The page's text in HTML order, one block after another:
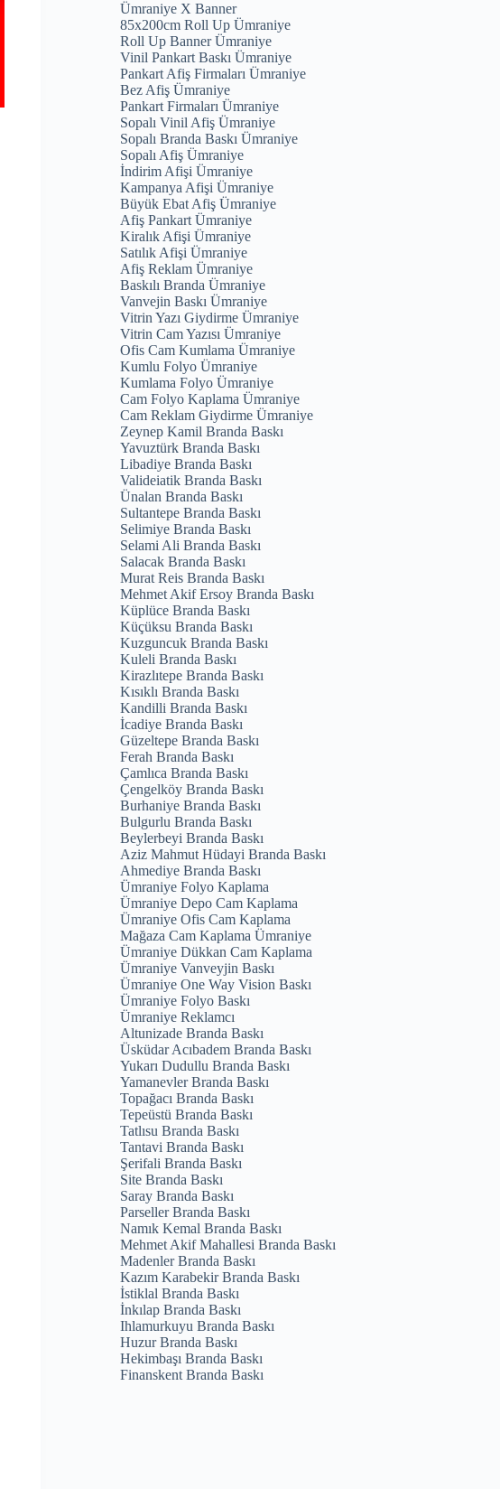
Ümraniye X Banner
85x200cm Roll Up Ümraniye
Roll Up Banner Ümraniye
Vinil Pankart Baskı Ümraniye
Pankart Afiş Firmaları Ümraniye
Bez Afiş Ümraniye
Pankart Firmaları Ümraniye
Sopalı Vinil Afiş Ümraniye
Sopalı Branda Baskı Ümraniye
Sopalı Afiş Ümraniye
İndirim Afişi Ümraniye
Kampanya Afişi Ümraniye
Büyük Ebat Afiş Ümraniye
Afiş Pankart Ümraniye
Kiralık Afişi Ümraniye
Satılık Afişi Ümraniye
Afiş Reklam Ümraniye
Baskılı Branda Ümraniye
Vanvejin Baskı Ümraniye
Vitrin Yazı Giydirme Ümraniye
Vitrin Cam Yazısı Ümraniye
Ofis Cam Kumlama Ümraniye
Kumlu Folyo Ümraniye
Kumlama Folyo Ümraniye
Cam Folyo Kaplama Ümraniye
Cam Reklam Giydirme Ümraniye
Zeynep Kamil Branda Baskı
Yavuztürk Branda Baskı
Libadiye Branda Baskı
Valideiatik Branda Baskı
Ünalan Branda Baskı
Sultantepe Branda Baskı
Selimiye Branda Baskı
Selami Ali Branda Baskı
Salacak Branda Baskı
Murat Reis Branda Baskı
Mehmet Akif Ersoy Branda Baskı
Küplüce Branda Baskı
Küçüksu Branda Baskı
Kuzguncuk Branda Baskı
Kuleli Branda Baskı
Kirazlıtepe Branda Baskı
Kısıklı Branda Baskı
Kandilli Branda Baskı
İcadiye Branda Baskı
Güzeltepe Branda Baskı
Ferah Branda Baskı
Çamlıca Branda Baskı
Çengelköy Branda Baskı
Burhaniye Branda Baskı
Bulgurlu Branda Baskı
Beylerbeyi Branda Baskı
Aziz Mahmut Hüdayi Branda Baskı
Ahmediye Branda Baskı
Ümraniye Folyo Kaplama
Ümraniye Depo Cam Kaplama
Ümraniye Ofis Cam Kaplama
Mağaza Cam Kaplama Ümraniye
Ümraniye Dükkan Cam Kaplama
Ümraniye Vanveyjin Baskı
Ümraniye One Way Vision Baskı
Ümraniye Folyo Baskı
Ümraniye Reklamcı
Altunizade Branda Baskı
Üsküdar Acıbadem Branda Baskı
Yukarı Dudullu Branda Baskı
Yamanevler Branda Baskı
Topağacı Branda Baskı
Tepeüstü Branda Baskı
Tatlısu Branda Baskı
Tantavi Branda Baskı
Şerifali Branda Baskı
Site Branda Baskı
Saray Branda Baskı
Parseller Branda Baskı
Namık Kemal Branda Baskı
Mehmet Akif Mahallesi Branda Baskı
Madenler Branda Baskı
Kazım Karabekir Branda Baskı
İstiklal Branda Baskı
İnkılap Branda Baskı
Ihlamurkuyu Branda Baskı
Huzur Branda Baskı
Hekimbaşı Branda Baskı
Finanskent Branda Baskı